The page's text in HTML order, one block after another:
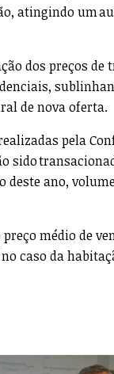
atingindo um
dos preços
de nova oferta.
pela
sido
ano,
médio de
caso da